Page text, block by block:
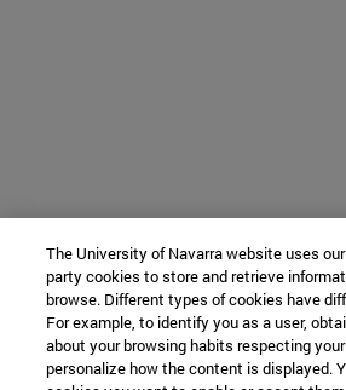
The University of Navarra website uses
party cookies to store and retrieve
browse. Different types of cookies have
For example, to identify you as a user,
about your browsing habits respecting
personalize how the content is displayed.